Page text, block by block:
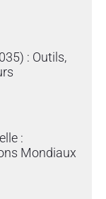
: Outils,
:
Mondiaux